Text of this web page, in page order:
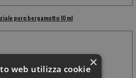
puro bergamotto 10 ml
×
web utilizza cookie